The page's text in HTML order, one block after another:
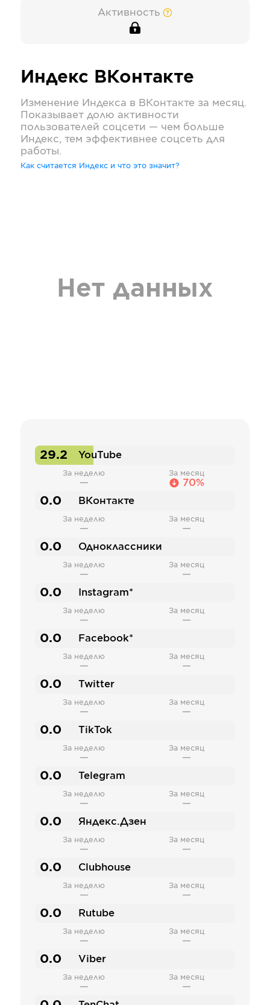
Активность
Индекс ВКонтакте
Изменение Индекса в ВКонтакте за месяц.
Показывает долю активности
пользователей соцсети — чем больше
Индекс, тем эффективнее соцсеть для
работы.
Как считается Индекс и что это значит?
Нет данных
29.2 YouTube
За неделю
—
За месяц
70%
0.0 ВКонтакте
За неделю
—
За месяц
—
0.0 Одноклассники
За неделю
—
За месяц
—
0.0 Instagram*
За неделю
—
За месяц
—
0.0 Facebook*
За неделю
—
За месяц
—
0.0 Twitter
За неделю
—
За месяц
—
0.0 TikTok
За неделю
—
За месяц
—
0.0 Telegram
За неделю
—
За месяц
—
0.0 Яндекс.Дзен
За неделю
—
За месяц
—
0.0 Clubhouse
За неделю
—
За месяц
—
0.0 Rutube
За неделю
—
За месяц
—
0.0 Viber
За неделю
—
За месяц
—